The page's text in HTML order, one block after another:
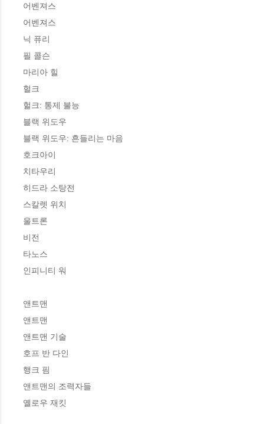
어벤져스
어벤져스
닉 퓨리
필 콜슨
마리아 힐
헐크
헐크: 통제 불능
블랙 위도우
블랙 위도우: 흔들리는 마음
호크아이
치타우리
히드라 소탕전
스칼렛 위치
울트론
비전
타노스
인피니티 워
앤트맨
앤트맨
앤트맨 기술
호프 반 다인
행크 핌
앤트맨의 조력자들
옐로우 재킷